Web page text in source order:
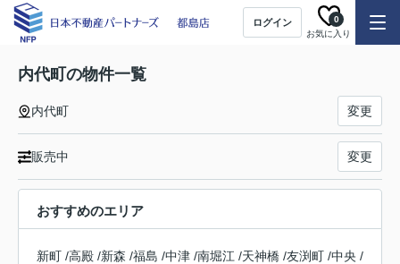
ログイン
お気に入り
0
内代町の物件一覧
内代町 変更
販売中 変更
おすすめのエリア
新町 /高殿 /新森 /福島 /中津 /南堀江 /天神橋 /友渕町 /中央 /